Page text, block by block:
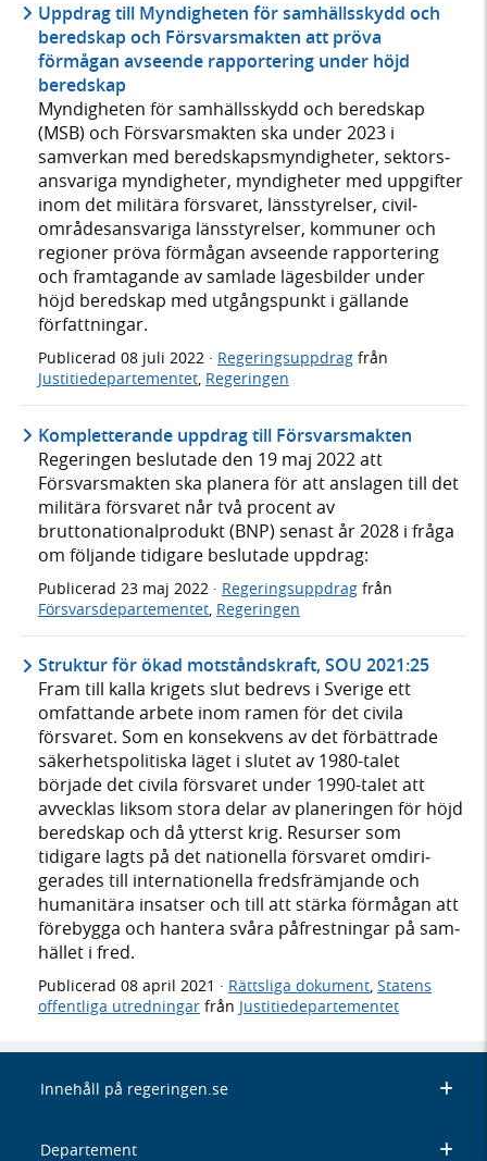
Uppdrag till Myndigheten för samhällsskydd och
beredskap och Försvarsmakten att pröva
förmågan avseende rapportering under höjd
beredskap
Myndigheten för samhälls­skydd och beredskap
(MSB) och Försvars­makten ska under 2023 i
samverkan med bereds­kaps­myndig­heter, sektors­
ansvariga myndig­heter, myndig­heter med upp­gifter
inom det militära försvaret, läns­styrelser, civil­
områdes­ansvariga läns­styrelser, kommuner och
regioner pröva förmågan avseende rapportering
och fram­tagande av samlade läges­bilder under
höjd bered­skap med utgångs­punkt i gällande
författ­ningar.
Publicerad 08 juli 2022 · Regeringsuppdrag från
Justitiedepartementet, Regeringen
Kompletterande uppdrag till Försvarsmakten
Regeringen beslutade den 19 maj 2022 att
Försvarsmakten ska planera för att anslagen till det
militära försvaret når två procent av
bruttonationalprodukt (BNP) senast år 2028 i fråga
om följande tidigare beslutade uppdrag:
Publicerad 23 maj 2022 · Regeringsuppdrag från
Försvarsdepartementet Regeringen
Struktur för ökad motståndskraft, SOU 2021:25
Fram till kalla krigets slut bedrevs i Sverige ett
omfat­tande arbete inom ramen för det civila
försvaret. Som en kon­se­kvens av det för­bätt­rade
säker­hets­politi­ska läget i slutet av 1980-talet
började det civila försvaret under 1990-talet att
avveck­las liksom stora delar av plane­ringen för höjd
bered­skap och då ytterst krig. Resurser som
tidigare lagts på det natio­nella försvaret omdiri­
gerades till inter­natio­nella freds­främ­jande och
humani­tära insatser och till att stärka för­mågan att
före­bygga och hantera svåra påfrest­ningar på sam­
hället i fred.
Publicerad 08 april 2021 · Rättsliga dokument, Statens
offentliga utredningar från Justitiedepartementet
Innehåll på regeringen.se
Departement